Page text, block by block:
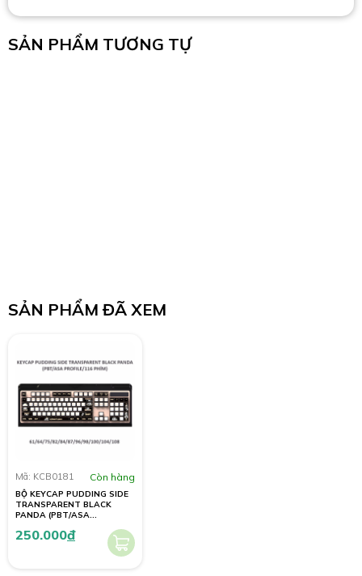
SẢN PHẨM TƯƠNG TỰ
SẢN PHẨM ĐÃ XEM
Mã: KCB0181 Còn hàng
BỘ KEYCAP PUDDING SIDE
TRANSPARENT BLACK
PANDA (PBT/ASA
250.000đ